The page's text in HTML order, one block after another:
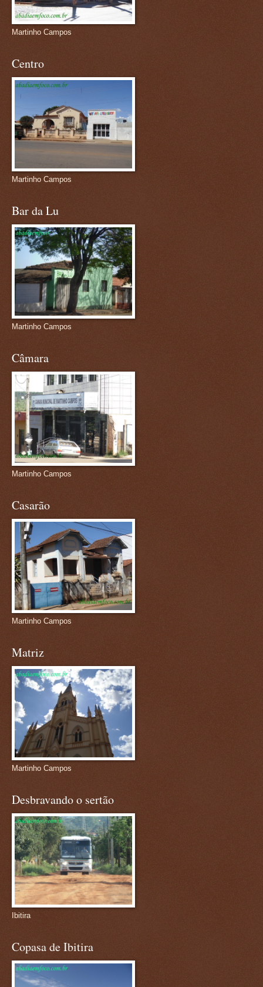
Martinho Campos
Centro
Martinho Campos
Bar da Lu
Martinho Campos
Câmara
Martinho Campos
Casarão
Martinho Campos
Matriz
Martinho Campos
Desbravando o sertão
Ibitira
Copasa de Ibitira